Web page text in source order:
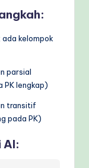
kelompok
parsial
lengkap)
transitif
pada PK)
AI: